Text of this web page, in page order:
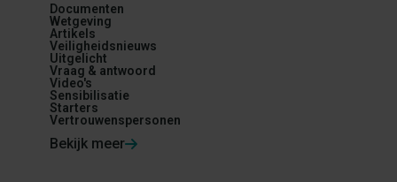
Documenten
Wetgeving
Artikels
Veiligheidsnieuws
Uitgelicht
Vraag & antwoord
Video's
Sensibilisatie
Starters
Vertrouwenspersonen
Bekijk meer